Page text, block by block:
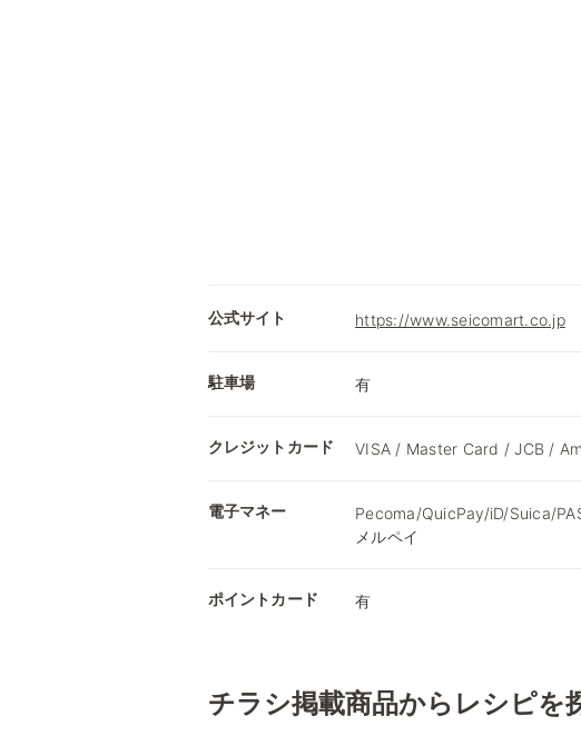
公式サイト https://www.seicomart.co.jp
駐車場 有
クレジットカード VISA / Master Card / JCB /
電子マネー
Pecoma/QuicPay/iD/Suica/
メルペイ
ポイントカード 有
チラシ掲載商品からレシピを